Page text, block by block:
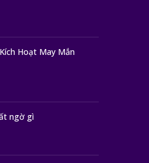
Hoạt May Mắn
ngờ gì